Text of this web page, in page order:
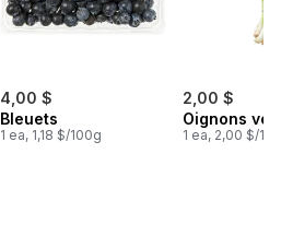
4,00 $
Bleuets
1 ea, 1,18 $/100g
2,00 $
Oignons
1 ea, 2,00 $/1ch